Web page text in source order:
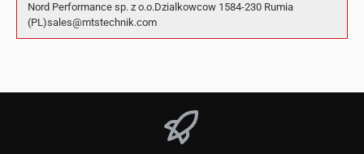
Nord Performance sp. z o.o.Dzialkowcow 1584-230 Rumia
(PL)sales@mtstechnik.com